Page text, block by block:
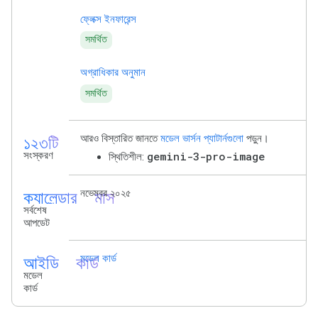
ফ্লেক্স ইনফারেন্স
সমর্থিত
অগ্রাধিকার অনুমান
সমর্থিত
১২৩টি
সংস্করণ
আরও বিস্তারিত জানতেমডেল ভার্সন প্যাটার্নগুলো পড়ুন।
স্থিতিশীল: gemini-3-pro-image
ক্যালেন্ডার_মাস
সর্বশেষ
আপডেট
নভেম্বর ২০২৫
আইডি_কার্ড
মডেল
কার্ড
মডেল কার্ড